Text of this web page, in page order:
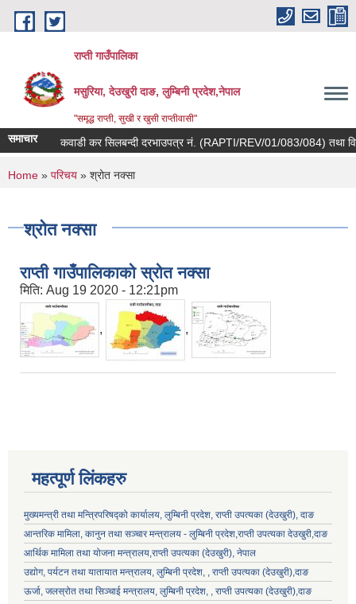
Skip to main content
राप्ती गाउँपालिका
मसुरिया, देउखुरी दाङ, लुम्बिनी प्रदेश,नेपाल
"समृद्ध राप्ती, सुखी र खुसी राप्तीवासी"
समाचार कवाडी कर सिलबन्दी दरभाउपत्र नं. (RAPTI/REV/01/083/084) तथा
You are here
Home » परिचय » श्रोत नक्सा
श्रोत नक्सा
राप्ती गाउँपालिकाको स्रोत नक्सा
मिति: Aug 19 2020 - 12:21pm
, ,
महत्पूर्ण लिंकहरु
मुख्यमन्त्री तथा मन्त्रिपरिषद्को कार्यालय, लुम्बिनी प्रदेश, राप्ती उपत्यका (देउखुरी), दाङ
आन्तरिक मामिला, कानुन तथा सञ्चार मन्त्रालय - लुम्बिनी प्रदेश,राप्ती उपत्यका देउखुरी,दाङ
आर्थिक मामिला तथा योजना मन्त्रालय,राप्ती उपत्यका (देउखुरी), नेपाल
उद्योग, पर्यटन तथा यातायात मन्त्रालय, लुम्बिनी प्रदेश, , राप्ती उपत्यका (देउखुरी),दाङ
ऊर्जा, जलस्रोत तथा सिञ्चाई मन्त्रालय, लुम्बिनी प्रदेश, , राप्ती उपत्यका (देउखुरी),दाङ